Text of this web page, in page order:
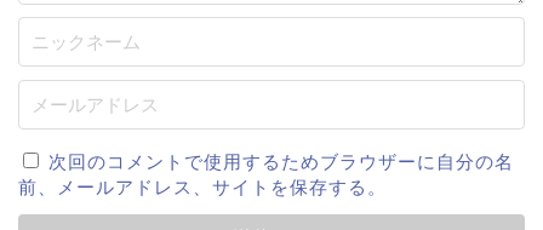
次回のコメントで使用するためブラウザーに自分の名
前、メールアドレス、サイトを保存する。